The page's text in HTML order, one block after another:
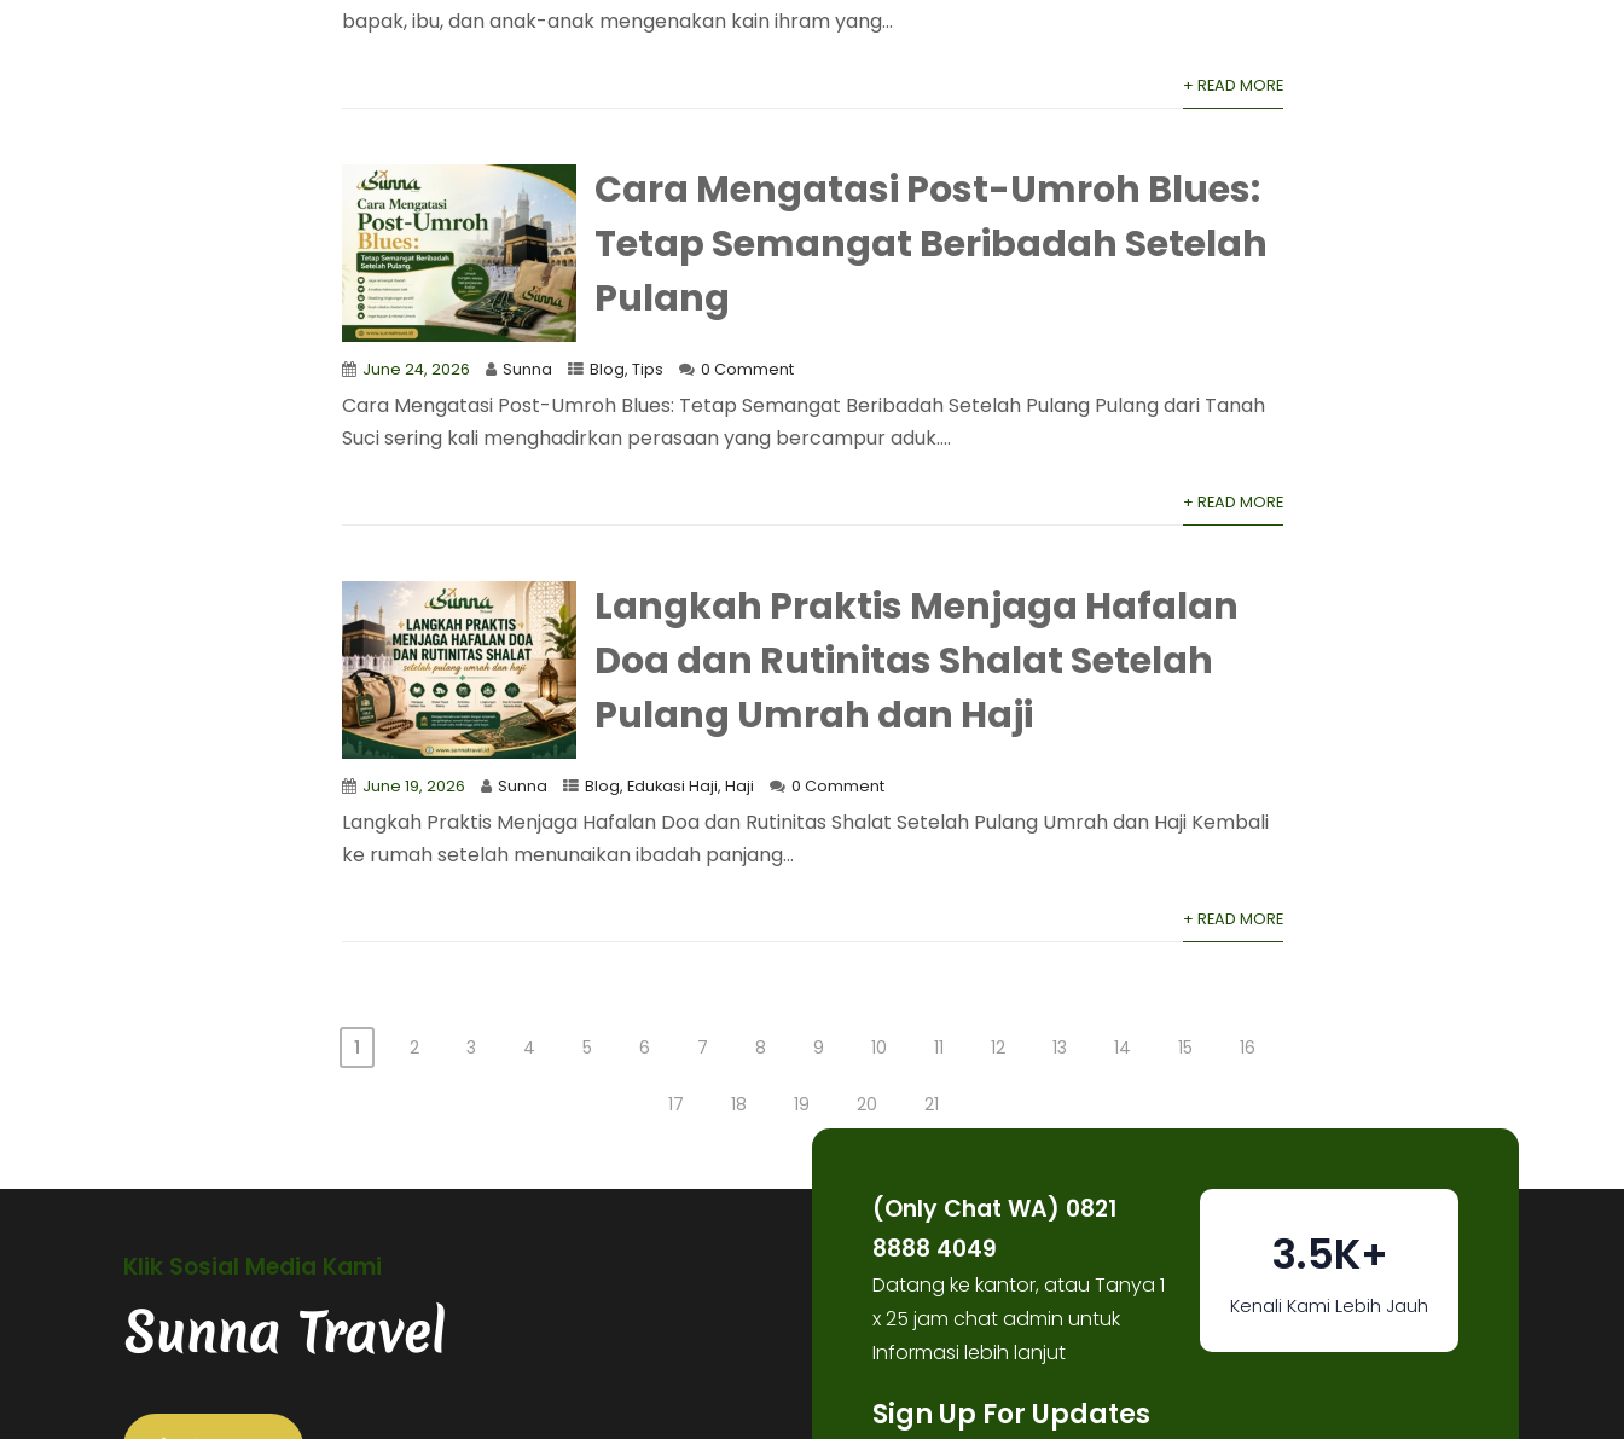
bapak, ibu, dan anak-anak mengenakan kain ihram yang...
+ READ MORE
Cara Mengatasi Post-Umroh Blues:
Tetap Semangat Beribadah Setelah
Pulang
June 24, 2026 Sunna Blog, Tips 0 Comment
Cara Mengatasi Post-Umroh Blues: Tetap Semangat Beribadah Setelah Pulang Pulang dari Tanah
Suci sering kali menghadirkan perasaan yang bercampur aduk....
+ READ MORE
Langkah Praktis Menjaga Hafalan
Doa dan Rutinitas Shalat Setelah
Pulang Umrah dan Haji
June 19, 2026 Sunna Blog, Edukasi Haji, Haji 0 Comment
Langkah Praktis Menjaga Hafalan Doa dan Rutinitas Shalat Setelah Pulang Umrah dan Haji Kembali
ke rumah setelah menunaikan ibadah panjang...
+ READ MORE
1 2 3 4 5 6 7 8 9 10 11 12 13 14 15 16
17 18 19 20 21
Klik Sosial Media Kami
Sunna Travel
(Only Chat WA) 0821
8888 4049
Datang ke kantor, atau Tanya 1
x 25 jam chat admin untuk
Informasi lebih lanjut
3.5K+
Kenali Kami Lebih Jauh
Sign Up For Updates